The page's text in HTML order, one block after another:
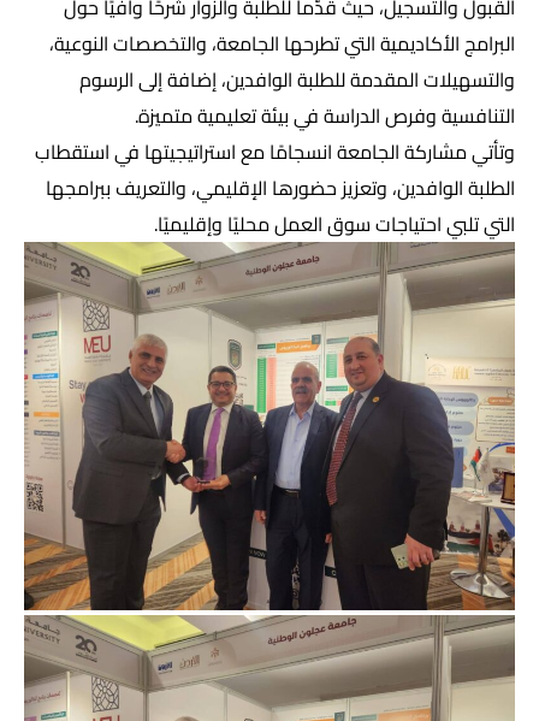
القبول والتسجيل، حيث قدّما للطلبة والزوار شرحًا وافيًا حول
البرامج الأكاديمية التي تطرحها الجامعة، والتخصصات النوعية،
والتسهيلات المقدمة للطلبة الوافدين، إضافة إلى الرسوم
التنافسية وفرص الدراسة في بيئة تعليمية متميزة.
وتأتي مشاركة الجامعة انسجامًا مع استراتيجيتها في استقطاب
الطلبة الوافدين، وتعزيز حضورها الإقليمي، والتعريف ببرامجها
التي تلبي احتياجات سوق العمل محليًا وإقليميًا.